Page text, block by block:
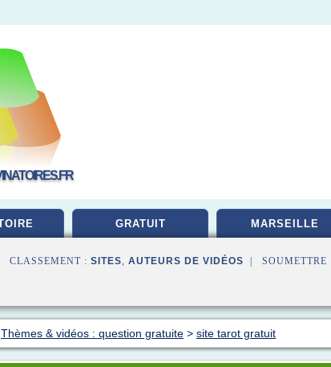
GRATUIT MARSEILLE
CLASSEMENT : SITES, AUTEURS DE VIDÉOS | SOUMETTRE
Thèmes & vidéos : question gratuite > site tarot gratuit